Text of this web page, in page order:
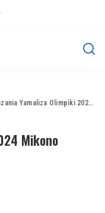
Yamaliza Olimpiki 2024 Mikono Mitupu
Mikono